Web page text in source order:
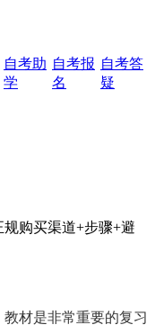
自考助
学
自考报
名
自考答
疑
购买渠道+步骤+避
材是非常重要的复习